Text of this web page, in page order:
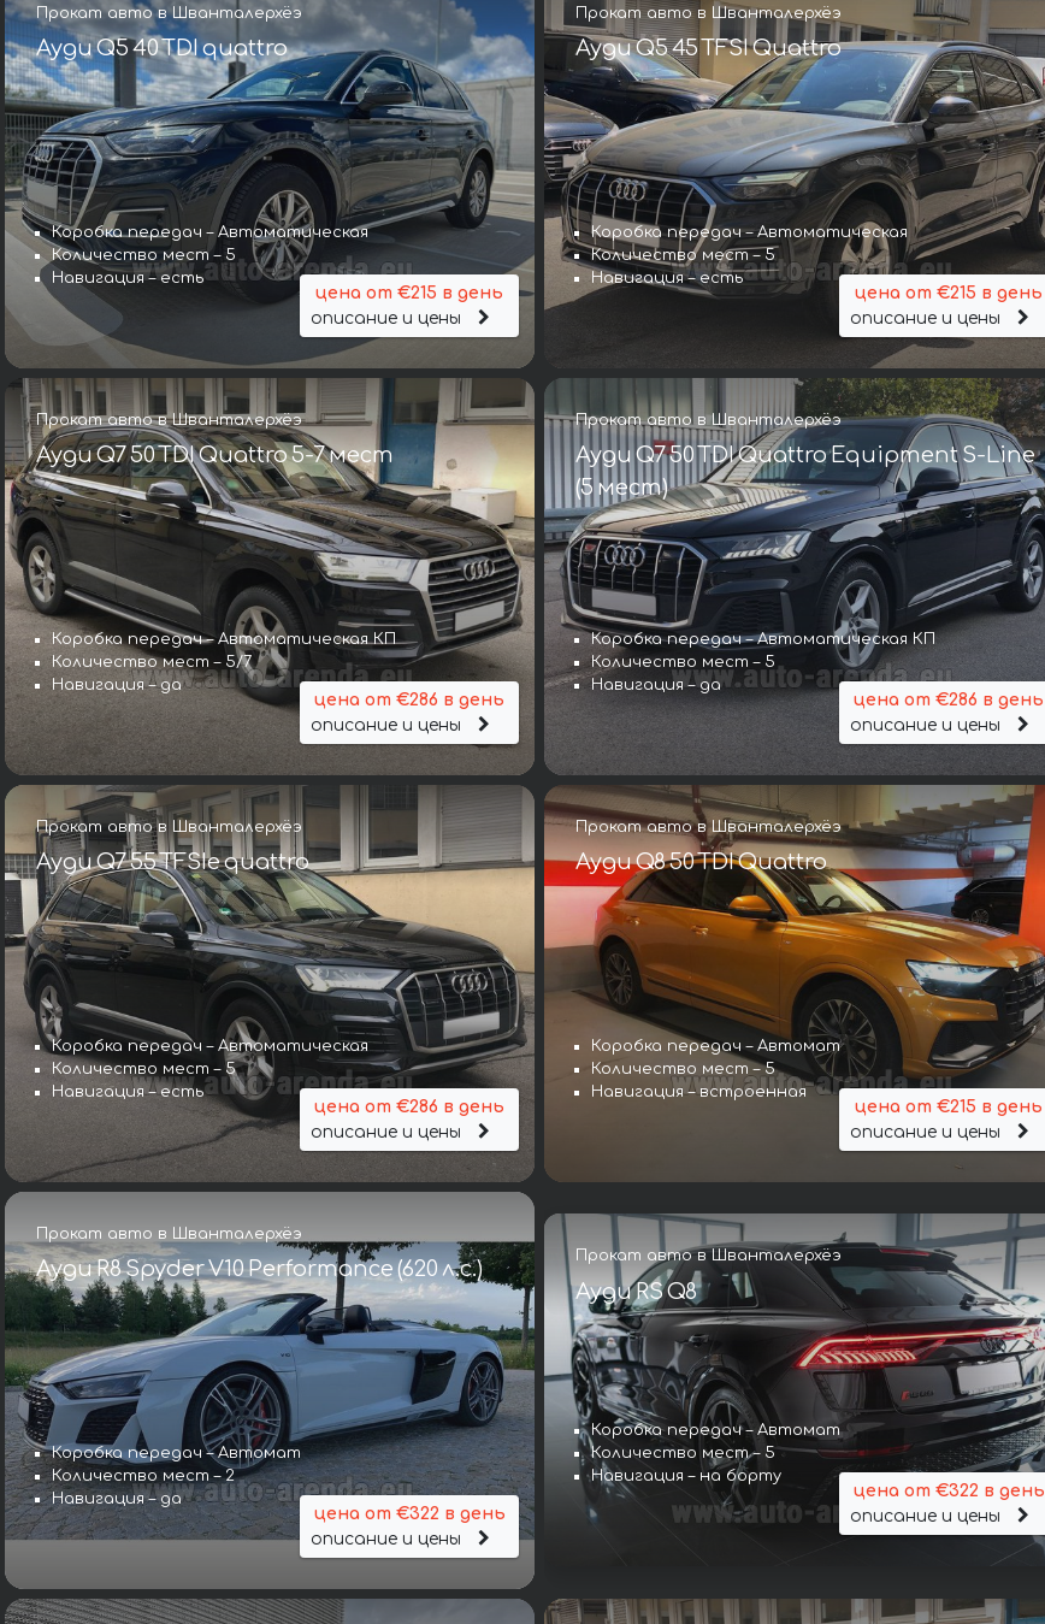
Прокат авто в Шванталерхёэ
Ауди Q5 40 TDI quattro
Коробка передач – Автоматическая
Количество мест – 5
Навигация – есть
цена от €215 в день
описание и цены
Прокат авто в Шванталерхёэ
Ауди Q5 45 TFSI Quattro
Коробка передач – Автоматическая
Количество мест – 5
Навигация – есть
цена от €215 в день
описание и цены
Прокат авто в Шванталерхёэ
Ауди Q7 50 TDI Quattro 5-7 мест
Коробка передач – Автоматическая КП
Количество мест – 5/7
Навигация – да
цена от €286 в день
описание и цены
Прокат авто в Шванталерхёэ
Ауди Q7 50 TDI Quattro Equipment S-Line
(5 мест)
Коробка передач – Автоматическая КП
Количество мест – 5
Навигация – да
цена от €286 в день
описание и цены
Прокат авто в Шванталерхёэ
Ауди Q7 55 TFSIe quattro
Коробка передач – Автоматическая
Количество мест – 5
Навигация – есть
цена от €286 в день
описание и цены
Прокат авто в Шванталерхёэ
Ауди Q8 50 TDI Quattro
Коробка передач – Автомат
Количество мест – 5
Навигация – встроенная
цена от €215 в день
описание и цены
Прокат авто в Шванталерхёэ
Ауди R8 Spyder V10 Performance (620 л.с.)
Коробка передач – Автомат
Количество мест – 2
Навигация – да
цена от €322 в день
описание и цены
Прокат авто в Шванталерхёэ
Ауди RS Q8
Коробка передач – Автомат
Количество мест – 5
Навигация – на борту
цена от €322 в день
описание и цены